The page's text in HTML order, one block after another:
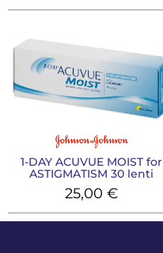
1-DAY ACUVUE MOIST for
ASTIGMATISM 30 lenti
25,00€